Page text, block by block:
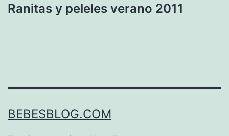
Ranitas y peleles verano 2011
BEBESBLOG.COM